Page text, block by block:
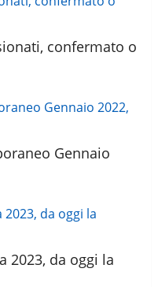
confermato o
Gennaio
2023, da oggi la